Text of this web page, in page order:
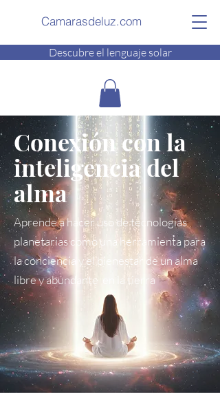
Descubre el lenguaje solar
Camarasdeluz.com
Conexión con la
inteligencia del
alma
Aprende a hacer uso de tecnologías
planetarias como una herramienta para
la conciencia y el bienestar de un alma
libre y abundante en la tierra